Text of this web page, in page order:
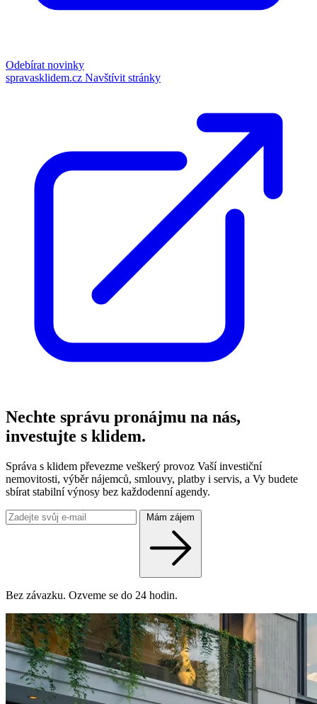
Odebírat novinky
spravasklidem.cz Navštívit stránky
Nechte správu pronájmu na nás,
investujte s klidem.
Správa s klidem převezme veškerý provoz Vaší investiční
nemovitosti, výběr nájemců, smlouvy, platby i servis, a Vy budete
sbírat stabilní výnosy bez každodenní agendy.
Mám zájem
Bez závazku. Ozveme se do 24 hodin.